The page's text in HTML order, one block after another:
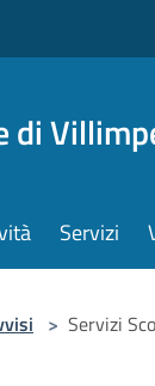
di
Servizi
> Servizi